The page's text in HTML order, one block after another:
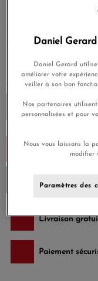
Payez seulement 76
COULEUR DE RÉSINE
Livraison
Paiement
Daniel
Daniel Gerard
améliorer votre
veiller à son bon
Nos partenaires
personnalisées et pour
Nous vous laissons la
modifier
Paramètres des